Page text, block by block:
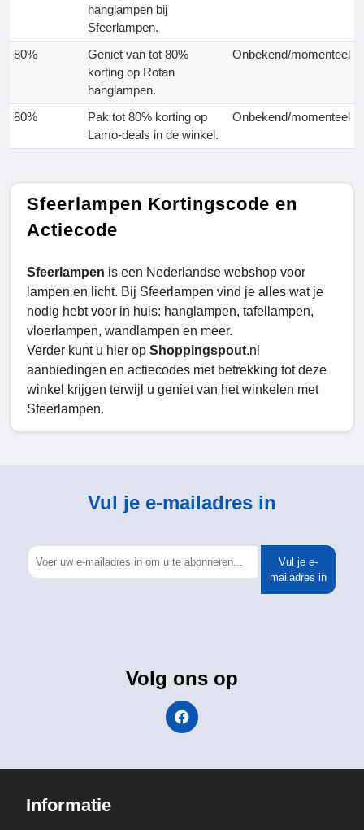
hanglampen bij
Sfeerlampen.
80%
Geniet van tot 80%
korting op Rotan
hanglampen.
Onbekend/momenteel
80%
Pak tot 80% korting op
Lamo-deals in de winkel.
Onbekend/momenteel
Sfeerlampen Kortingscode en
Actiecode
Sfeerlampen is een Nederlandse webshop voor
lampen en licht. Bij Sfeerlampen vind je alles wat je
nodig hebt voor in huis: hanglampen, tafellampen,
vloerlampen, wandlampen en meer.
Verder kunt u hier op Shoppingspout.nl
aanbiedingen en actiecodes met betrekking tot deze
winkel krijgen terwijl u geniet van het winkelen met
Sfeerlampen.
Vul je e-mailadres in
Vul je e-
mailadres in
Volg ons op
Informatie